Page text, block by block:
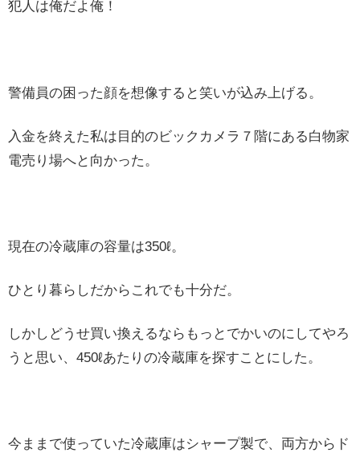
犯人は俺だよ俺！
警備員の困った顔を想像すると笑いが込み上げる。
入金を終えた私は目的のビックカメラ７階にある白物家
電売り場へと向かった。
現在の冷蔵庫の容量は350ℓ。
ひとり暮らしだからこれでも十分だ。
しかしどうせ買い換えるならもっとでかいのにしてやろ
うと思い、450ℓあたりの冷蔵庫を探すことにした。
今ままで使っていた冷蔵庫はシャープ製で、両方からド